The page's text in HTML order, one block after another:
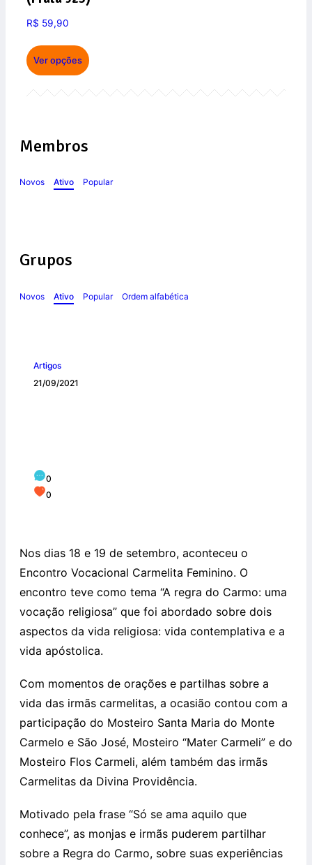
R$ 59,90
Ver opções
Membros
Novos Ativo Popular
Grupos
Novos Ativo Popular Ordem alfabética
Artigos
21/09/2021
0
0
Nos dias 18 e 19 de setembro, aconteceu o
Encontro Vocacional Carmelita Feminino. O
encontro teve como tema “A regra do Carmo: uma
vocação religiosa” que foi abordado sobre dois
aspectos da vida religiosa: vida contemplativa e a
vida apóstolica.
Com momentos de orações e partilhas sobre a
vida das irmãs carmelitas, a ocasião contou com a
participação do Mosteiro Santa Maria do Monte
Carmelo e São José, Mosteiro “Mater Carmeli” e do
Mosteiro Flos Carmeli, além também das irmãs
Carmelitas da Divina Providência.
Motivado pela frase “Só se ama aquilo que
conhece”, as monjas e irmãs puderem partilhar
sobre a Regra do Carmo, sobre suas experiências